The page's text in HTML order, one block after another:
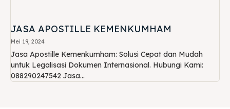
JASA APOSTILLE KEMENKUMHAM
Mei 19, 2024
Jasa Apostille Kemenkumham: Solusi Cepat dan Mudah
untuk Legalisasi Dokumen Internasional. Hubungi Kami:
088290247542 Jasa...